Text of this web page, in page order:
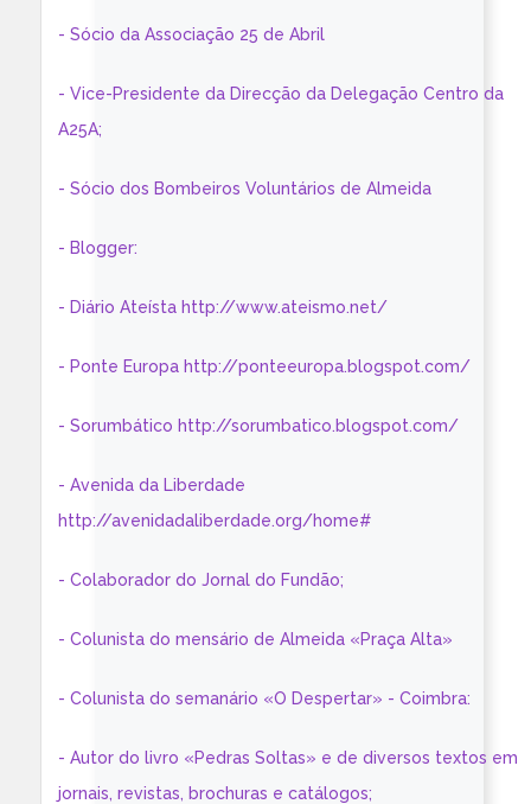
- Sócio da Associação 25 de Abril
- Vice-Presidente da Direcção da Delegação Centro da
A25A;
- Sócio dos Bombeiros Voluntários de Almeida
- Blogger:
- Diário Ateísta http://www.ateismo.net/
- Ponte Europa http://ponteeuropa.blogspot.com/
- Sorumbático http://sorumbatico.blogspot.com/
- Avenida da Liberdade
http://avenidadaliberdade.org/home#
- Colaborador do Jornal do Fundão;
- Colunista do mensário de Almeida «Praça Alta»
- Colunista do semanário «O Despertar» - Coimbra:
- Autor do livro «Pedras Soltas» e de diversos textos em
jornais, revistas, brochuras e catálogos;